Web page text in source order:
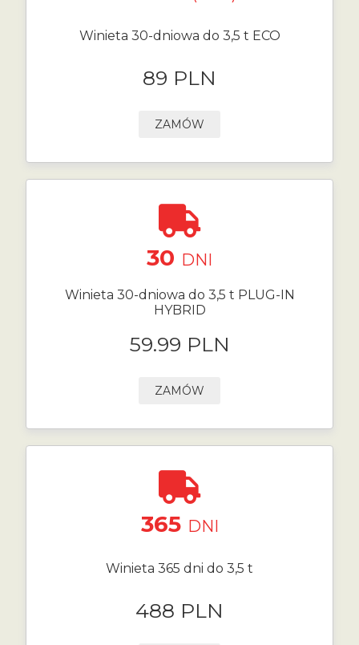
Winieta 30-dniowa do 3,5 t ECO
89 PLN
ZAMÓW
30 DNI
Winieta 30-dniowa do 3,5 t PLUG-IN
HYBRID
59.99 PLN
ZAMÓW
365 DNI
Winieta 365 dni do 3,5 t
488 PLN